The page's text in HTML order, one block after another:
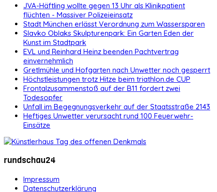
JVA-Häftling wollte gegen 13 Uhr als Klinikpatient
flüchten - Massiver Polizeieinsatz
Stadt München erlässt Verordnung zum Wassersparen
Slavko Oblaks Skulpturenpark: Ein Garten Eden der
Kunst im Stadtpark
EVL und Reinhard Heinz beenden Pachtvertrag
einvernehmlich
Gretlmühle und Hofgarten nach Unwetter noch gesperrt
Höchstleistungen trotz Hitze beim triathlon.de CUP
Frontalzusammenstoß auf der B11 fordert zwei
Todesopfer
Unfall im Begegnungsverkehr auf der Staatsstraße 2143
Heftiges Unwetter verursacht rund 100 Feuerwehr-
Einsätze
rundschau24
Impressum
Datenschutzerklärung